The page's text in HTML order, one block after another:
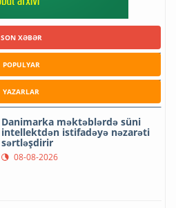
SON XƏBƏR
POPULYAR
YAZARLAR
Danimarka məktəblərdə süni
intellektdən istifadəyə nəzarəti
sərtləşdirir
08-08-2026